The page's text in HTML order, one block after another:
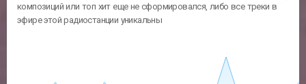
композиций или топ хит еще не сформировался, либо все треки в
эфире этой радиостанции уникальны